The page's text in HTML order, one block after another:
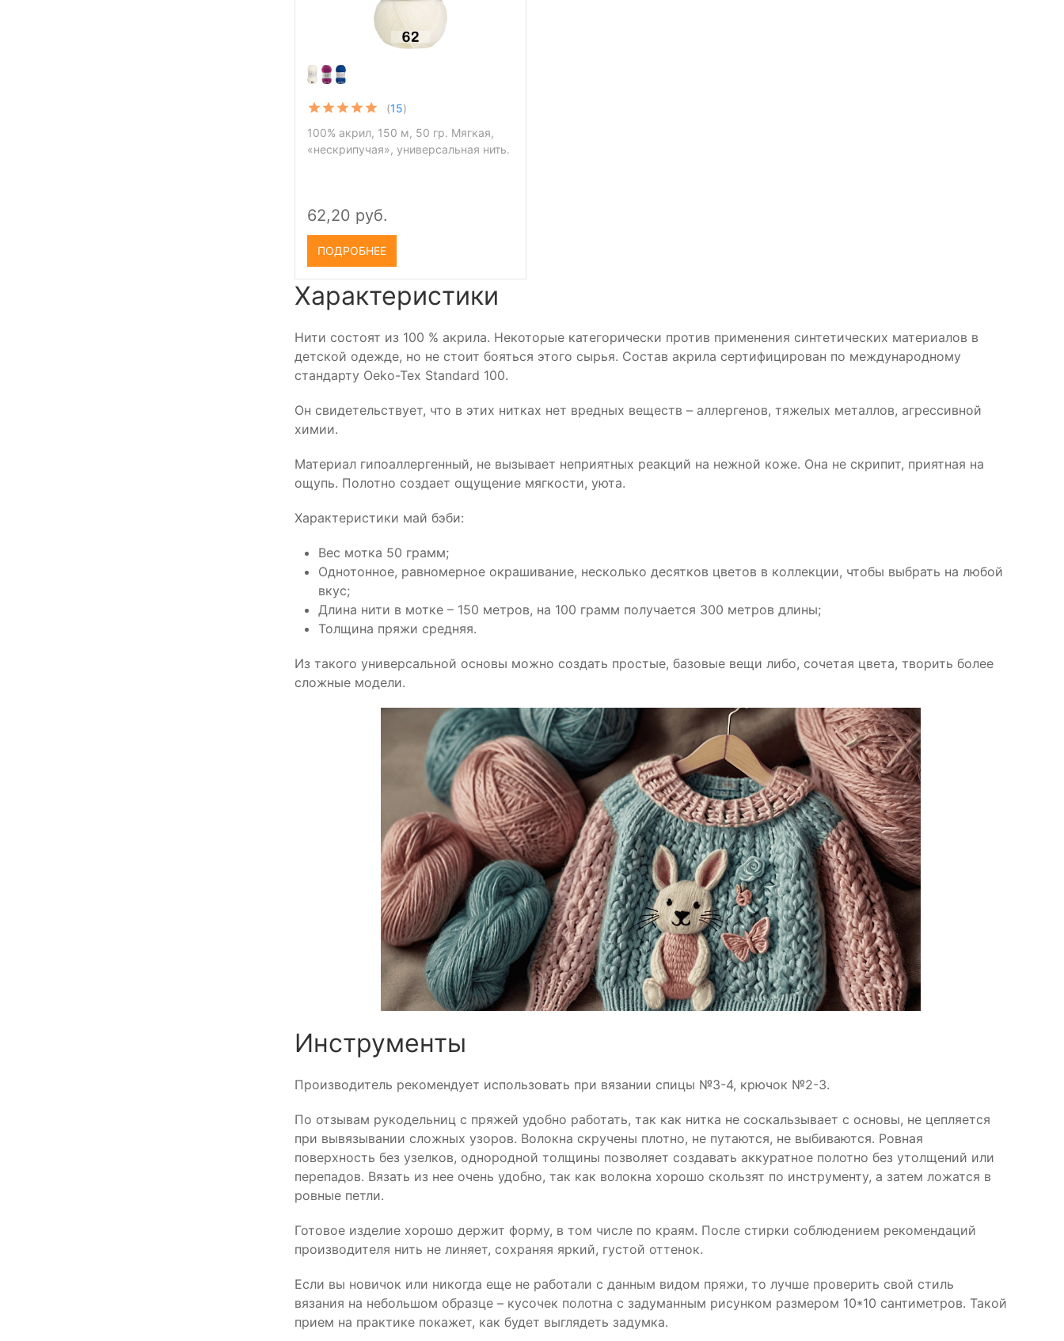
(15)
100% акрил, 150 м, 50 гр. Мягкая,
«нескрипучая», универсальная нить.
62,20 руб.
ПОДРОБНЕЕ
Характеристики
Нити состоят из 100 % акрила. Некоторые категорически против применения синтетических материалов в
детской одежде, но не стоит бояться этого сырья. Состав акрила сертифицирован по международному
стандарту Oeko-Tex Standard 100.
Он свидетельствует, что в этих нитках нет вредных веществ – аллергенов, тяжелых металлов, агрессивной
химии.
Материал гипоаллергенный, не вызывает неприятных реакций на нежной коже. Она не скрипит, приятная на
ощупь. Полотно создает ощущение мягкости, уюта.
Характеристики май бэби:
Вес мотка 50 грамм;
Однотонное, равномерное окрашивание, несколько десятков цветов в коллекции, чтобы выбрать на любой
вкус;
Длина нити в мотке – 150 метров, на 100 грамм получается 300 метров длины;
Толщина пряжи средняя.
Из такого универсальной основы можно создать простые, базовые вещи либо, сочетая цвета, творить более
сложные модели.
Инструменты
Производитель рекомендует использовать при вязании спицы №3-4, крючок №2-3.
По отзывам рукодельниц с пряжей удобно работать, так как нитка не соскальзывает с основы, не цепляется
при вывязывании сложных узоров. Волокна скручены плотно, не путаются, не выбиваются. Ровная
поверхность без узелков, однородной толщины позволяет создавать аккуратное полотно без утолщений или
перепадов. Вязать из нее очень удобно, так как волокна хорошо скользят по инструменту, а затем ложатся в
ровные петли.
Готовое изделие хорошо держит форму, в том числе по краям. После стирки соблюдением рекомендаций
производителя нить не линяет, сохраняя яркий, густой оттенок.
Если вы новичок или никогда еще не работали с данным видом пряжи, то лучше проверить свой стиль
вязания на небольшом образце – кусочек полотна с задуманным рисунком размером 10*10 сантиметров. Такой
прием на практике покажет, как будет выглядеть задумка.